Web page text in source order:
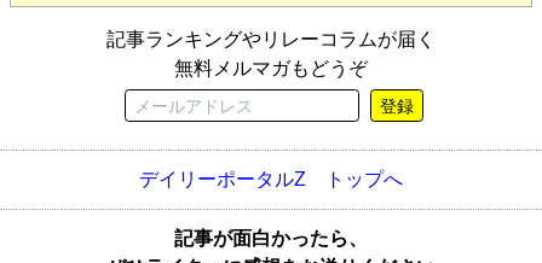
記事ランキングやリレーコラムが届く
無料メルマガもどうぞ
登録
デイリーポータルZ トップへ
記事が面白かったら、